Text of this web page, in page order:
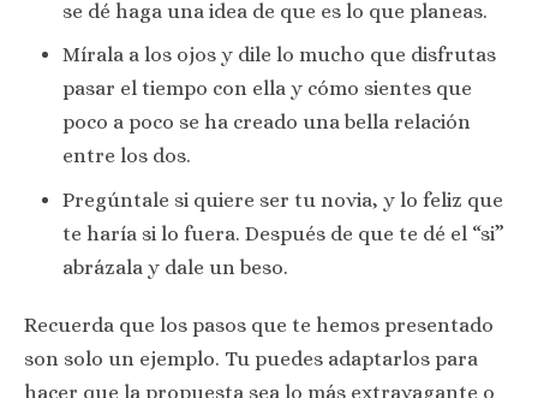
se dé haga una idea de que es lo que planeas.
Mírala a los ojos y dile lo mucho que disfrutas
pasar el tiempo con ella y cómo sientes que
poco a poco se ha creado una bella relación
entre los dos.
Pregúntale si quiere ser tu novia, y lo feliz que
te haría si lo fuera. Después de que te dé el “si”
abrázala y dale un beso.
Recuerda que los pasos que te hemos presentado
son solo un ejemplo. Tu puedes adaptarlos para
hacer que la propuesta sea lo más extravagante o